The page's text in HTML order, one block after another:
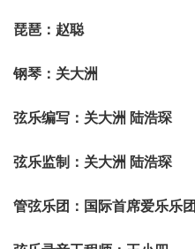
琵琶：赵聪
钢琴：关大洲
弦乐编写：关大洲 陆浩琛
弦乐监制：关大洲 陆浩琛
管弦乐团：国际首席爱乐乐团